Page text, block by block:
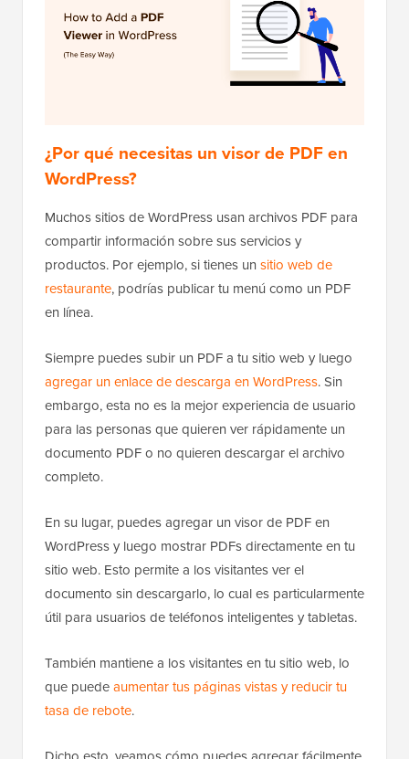
¿Por qué necesitas un visor de PDF en
WordPress?
Muchos sitios de WordPress usan archivos PDF para
compartir información sobre sus servicios y
productos. Por ejemplo, si tienes un sitio web de
restaurante, podrías publicar tu menú como un PDF
en línea.
Siempre puedes subir un PDF a tu sitio web y luego
agregar un enlace de descarga en WordPress. Sin
embargo, esta no es la mejor experiencia de usuario
para las personas que quieren ver rápidamente un
documento PDF o no quieren descargar el archivo
completo.
En su lugar, puedes agregar un visor de PDF en
WordPress y luego mostrar PDFs directamente en tu
sitio web. Esto permite a los visitantes ver el
documento sin descargarlo, lo cual es particularmente
útil para usuarios de teléfonos inteligentes y tabletas.
También mantiene a los visitantes en tu sitio web, lo
que puedeaumentar tus páginas vistas y reducir tu
tasa de rebote.